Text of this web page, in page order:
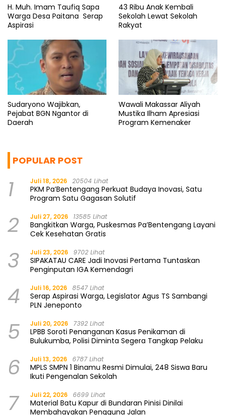
H. Muh. Imam Taufiq Sapa
Warga Desa Paitana Serap
Aspirasi
43 Ribu Anak Kembali
Sekolah Lewat Sekolah
Rakyat
Sudaryono Wajibkan,
Pejabat BGN Ngantor di
Daerah
Wawali Makassar Aliyah
Mustika Ilham Apresiasi
Program Kemenaker
POPULAR POST
1 Juli 18, 2026 20504 Lihat
PKM Pa’Bentengang Perkuat Budaya Inovasi, Satu
Program Satu Gagasan Solutif
2 Juli 27, 2026 13585 Lihat
Bangkitkan Warga, Puskesmas Pa’Bentengang Layani
Cek Kesehatan Gratis
3 Juli 23, 2026 9702 Lihat
SIPAKATAU CARE Jadi Inovasi Pertama Tuntaskan
Penginputan IGA Kemendagri
4 Juli 16, 2026 8547 Lihat
Serap Aspirasi Warga, Legislator Agus TS Sambangi
PLN Jeneponto
5 Juli 20, 2026 7392 Lihat
LPBB Soroti Penanganan Kasus Penikaman di
Bulukumba, Polisi Diminta Segera Tangkap Pelaku
6 Juli 13, 2026 6787 Lihat
MPLS SMPN 1 Binamu Resmi Dimulai, 248 Siswa Baru
Ikuti Pengenalan Sekolah
7 Juli 22, 2026 6699 Lihat
Material Batu Kapur di Bundaran Pinisi Dinilai
Membahayakan Pengguna Jalan